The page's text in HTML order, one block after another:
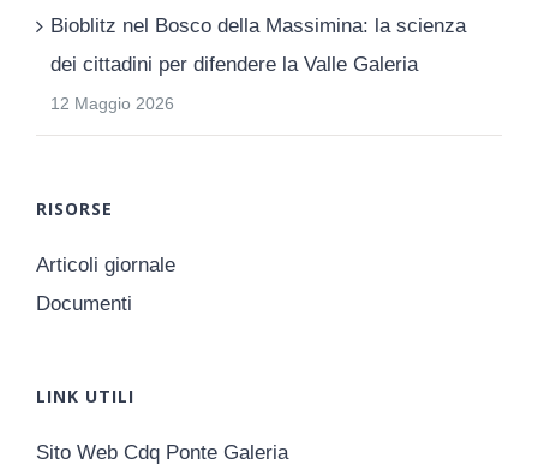
Bioblitz nel Bosco della Massimina: la scienza
dei cittadini per difendere la Valle Galeria
12 Maggio 2026
RISORSE
Articoli giornale
Documenti
LINK UTILI
Sito Web Cdq Ponte Galeria